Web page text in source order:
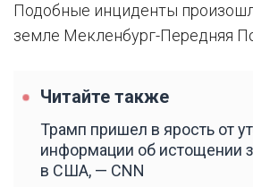
Подобные инциденты
земле Мекленбург-Передняя
Читайте также
Трамп пришел в ярость от
информации об истощении
в США, — CNN